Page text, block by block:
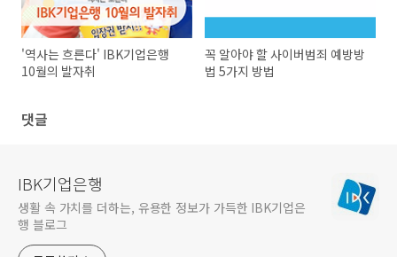
'역사는 흐른다' IBK기업은행
10월의 발자취
꼭 알아야 할 사이버범죄 예방방
법 5가지 방법
댓글
IBK기업은행
생활 속 가치를 더하는, 유용한 정보가 가득한 IBK기업은
행 블로그